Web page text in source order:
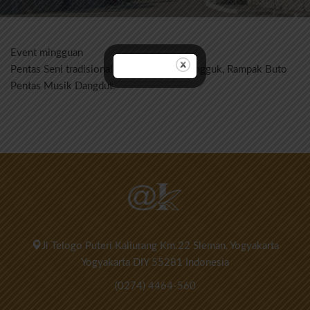
Event mingguan
Pentas Seni tradisional seperti Jathilan, Angguk, Rampak Buto
Pentas Musik Dangdut.
Jl Telogo Puteri Kaliurang Km.22 Sleman, Yogyakarta
Yogyakarta DIY 55281 Indonesia
(0274) 4464-560